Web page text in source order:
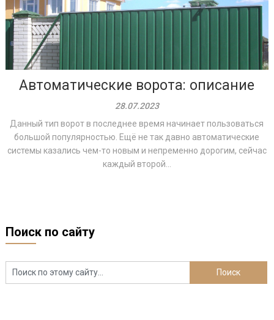
Автоматические ворота: описание
28.07.2023
Данный тип ворот в последнее время начинает пользоваться
большой популярностью. Ещё не так давно автоматические
системы казались чем-то новым и непременно дорогим, сейчас
каждый второй...
Поиск по сайту